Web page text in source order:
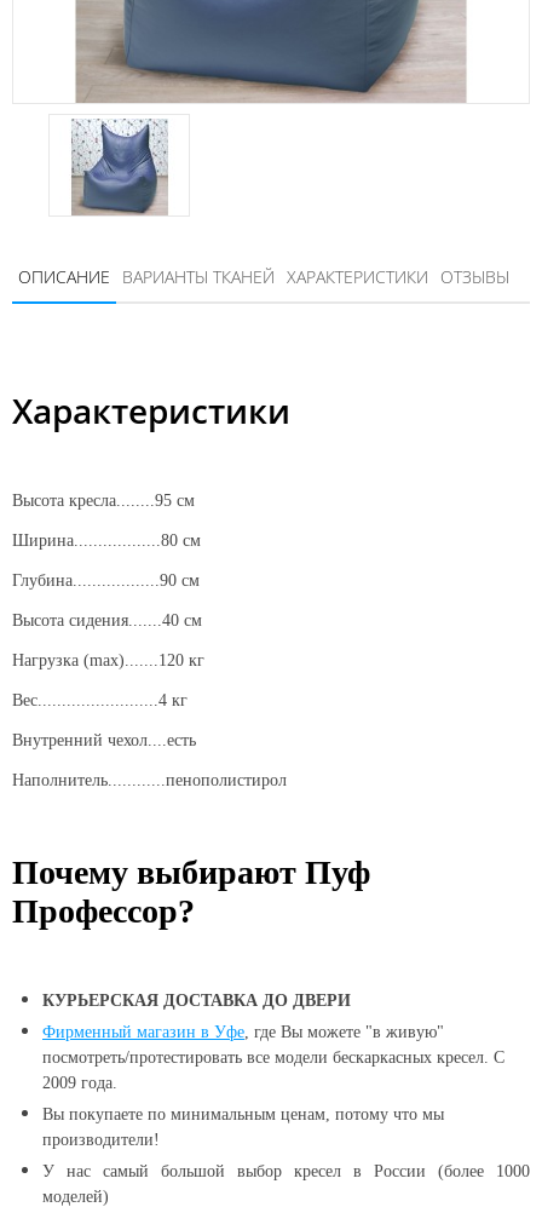
ОПИСАНИЕ ВАРИАНТЫ ТКАНЕЙ ХАРАКТЕРИСТИКИ ОТЗЫВЫ
Характеристики
Высота кресла........95 см
Ширина..................80 см
Глубина..................90 см
Высота сидения.......40 см
Нагрузка (max).......120 кг
Вес.........................4 кг
Внутренний чехол....есть
Наполнитель............пенополистирол
Почему выбирают Пуф
Профессор?
КУРЬЕРСКАЯ ДОСТАВКА ДО ДВЕРИ
Фирменный магазин в Уфе , где Вы можете "в живую"
посмотреть/протестировать все модели бескаркасных кресел. С
2009 года.
Вы покупаете по минимальным ценам, потому что мы
производители!
У нас самый большой выбор кресел в России (более 1000
моделей)